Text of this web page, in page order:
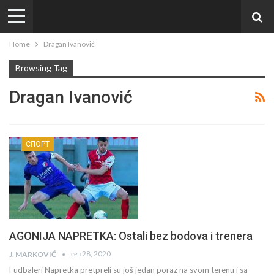
Home Dragan Ivanović
Browsing Tag
Dragan Ivanović
СПОРТ
AGONIJA NAPRETKA: Ostali bez bodova i trenera
J. MARKOVIĆ сеп 28, 2020
Fudbaleri Napretka pretpreli su još jedan poraz na svom terenu i sa